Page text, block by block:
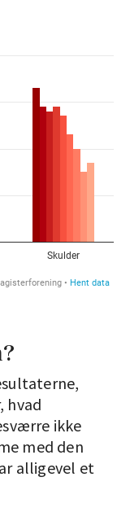
hvad
ikke
med den
alligevel et